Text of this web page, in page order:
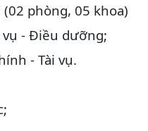
(02 phòng, 05 khoa)
vụ - Điều dưỡng;
- Tài vụ.